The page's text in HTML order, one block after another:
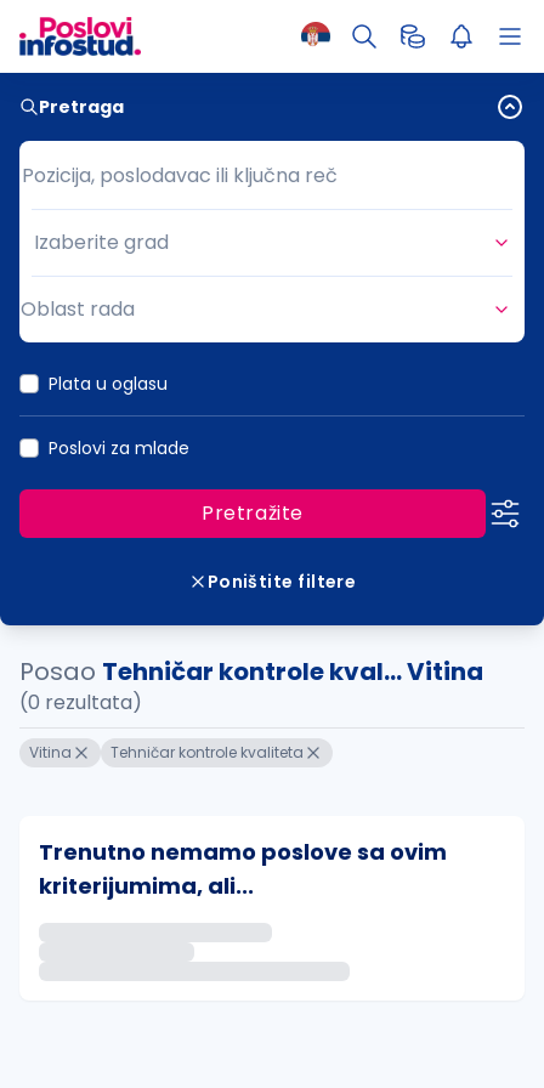
Pretraga
Pozicija, poslodavac ili ključna reč
Pozicija, poslodavac ili ključna reč
Grad
Izaberite grad
Oblast rada
Plata u oglasu
Poslovi za mlade
Pretražite
Poništite filtere
Posao Tehničar kontrole kval... Vitina
(0 rezultata)
Vitina Tehničar kontrole kvaliteta
Trenutno nemamo poslove sa ovim
kriterijumima, ali...